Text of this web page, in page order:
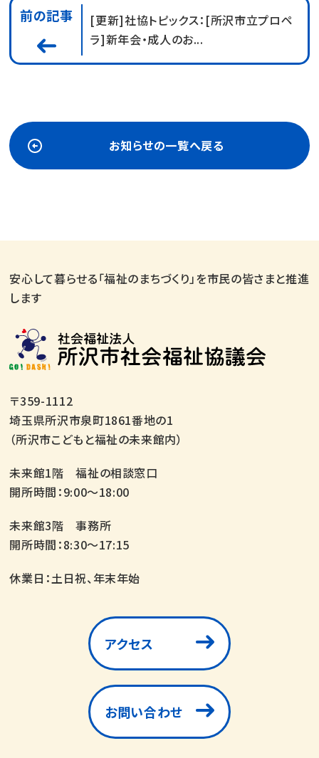
前の記事
[更新]社協トピックス：[所沢市立プロペ
ラ]新年会・成人のお...
お知らせの一覧へ戻る
安心して暮らせる「福祉のまちづくり」を市民の皆さまと推進
します
〒359-1112
埼玉県所沢市泉町1861番地の1
（所沢市こどもと福祉の未来館内）
未来館1階 福祉の相談窓口
開所時間：9:00～18:00
未来館3階 事務所
開所時間：8:30～17:15
休業日：土日祝、年末年始
アクセス
お問い合わせ